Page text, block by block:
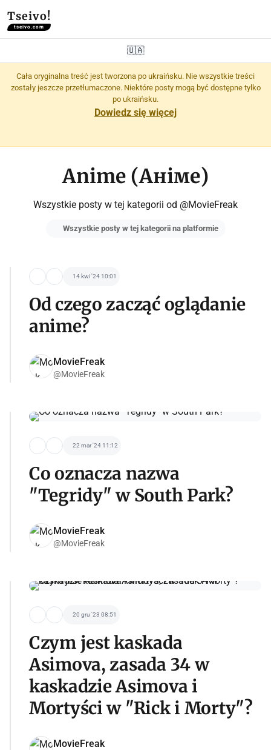
Tseivo!
tseivo.com
🇺🇦
Cała oryginalna treść jest tworzona po ukraińsku. Nie wszystkie treści
zostały jeszcze przetłumaczone. Niektóre posty mogą być dostępne tylko
po ukraińsku.
Dowiedz się więcej
Anime (Аніме)
Wszystkie posty w tej kategorii od @MovieFreak
Wszystkie posty w tej kategorii na platformie
14 kwi '24 10:01
Od czego zacząć oglądanie
anime?
MovieFreak
@MovieFreak
22 mar '24 11:12
Co oznacza nazwa
"Tegridy" w South Park?
MovieFreak
@MovieFreak
20 gru '23 08:51
Czym jest kaskada
Asimova, zasada 34 w
kaskadzie Asimova i
Mortyści w "Rick i Morty"?
MovieFreak